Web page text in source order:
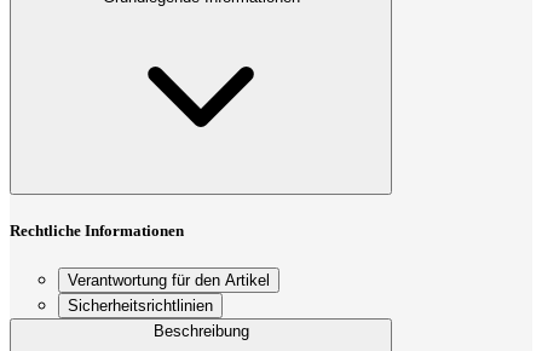
Rechtliche Informationen
Verantwortung für den Artikel
Sicherheitsrichtlinien
Beschreibung